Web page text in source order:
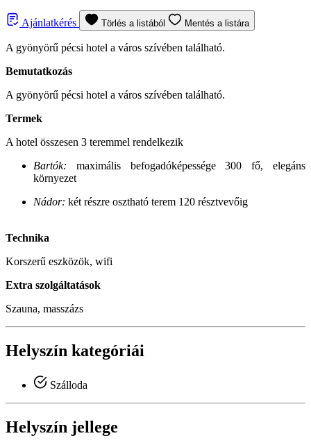
Ajánlatkérés Törlés a listából Mentés a listára
A gyönyörű pécsi hotel a város szívében található.
Bemutatkozás
A gyönyörű pécsi hotel a város szívében található.
Termek
A hotel összesen 3 teremmel rendelkezik
Bartók: maximális befogadóképessége 300 fő, elegáns
környezet
Nádor: két részre osztható terem 120 résztvevőig
Technika
Korszerű eszközök, wifi
Extra szolgáltatások
Szauna, masszázs
Helyszín kategóriái
Szálloda
Helyszín jellege